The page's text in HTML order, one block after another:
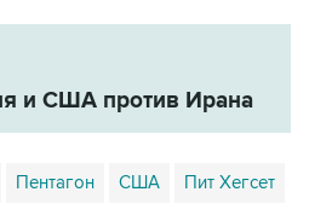
и США против Ирана
Пентагон США Пит Хегсет